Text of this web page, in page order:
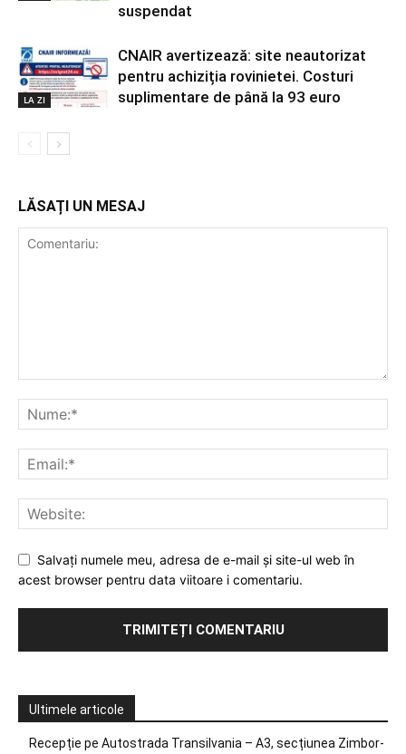
suspendat
LA ZI
CNAIR avertizează: site neautorizat
pentru achiziția rovinietei. Costuri
suplimentare de până la 93 euro
LĂSAȚI UN MESAJ
Salvați numele meu, adresa de e-mail și site-ul web în
acest browser pentru data viitoare i comentariu.
Ultimele articole
Recepție pe Autostrada Transilvania – A3, secțiunea Zimbor-